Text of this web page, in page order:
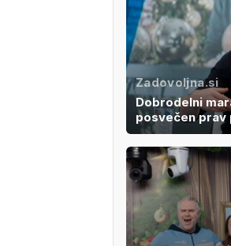
Zadovoljna.si
Dobrodelni
posvečen prav